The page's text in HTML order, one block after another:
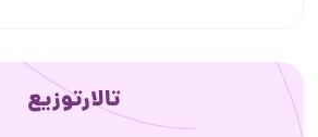
تالارتوزیع